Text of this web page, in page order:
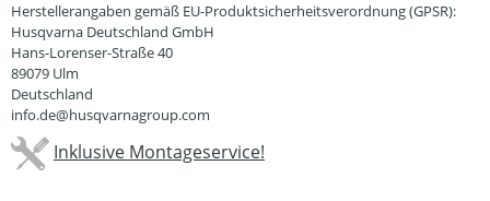
Herstellerangaben gemäß EU-Produktsicherheitsverordnung (GPSR):
Husqvarna Deutschland GmbH
Hans-Lorenser-Straße 40
89079 Ulm
Deutschland
info.de@husqvarnagroup.com
Inklusive Montageservice!